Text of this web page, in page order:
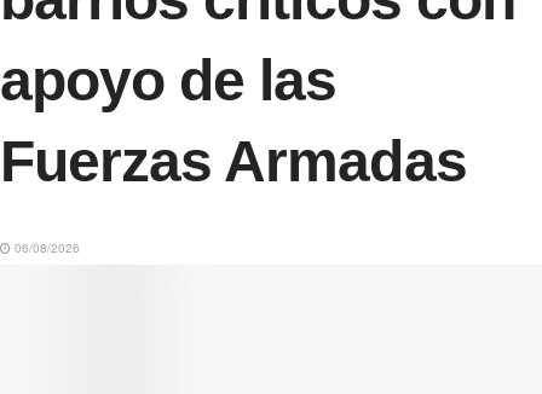
apoyo de las
Fuerzas Armadas
06/08/2026